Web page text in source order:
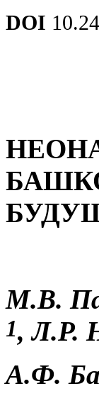
DOI
М.В.
1, Л.Р.
А.Ф.